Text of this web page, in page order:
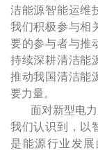
洁能源智能运维
我们积极参与相
要的参与者与推
持续深耕清洁能
推动我国清洁能
要力量。
面对新型电力
我们认识到，以
是能源行业发